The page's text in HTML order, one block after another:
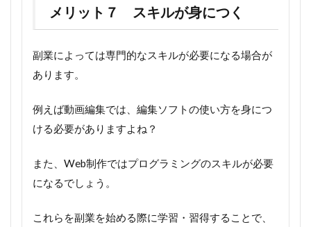
メリット７ スキルが身につく
副業によっては専門的なスキルが必要になる場合が
あります。
例えば動画編集では、編集ソフトの使い方を身につ
ける必要がありますよね？
また、Web制作ではプログラミングのスキルが必要
になるでしょう。
これらを副業を始める際に学習・習得することで、